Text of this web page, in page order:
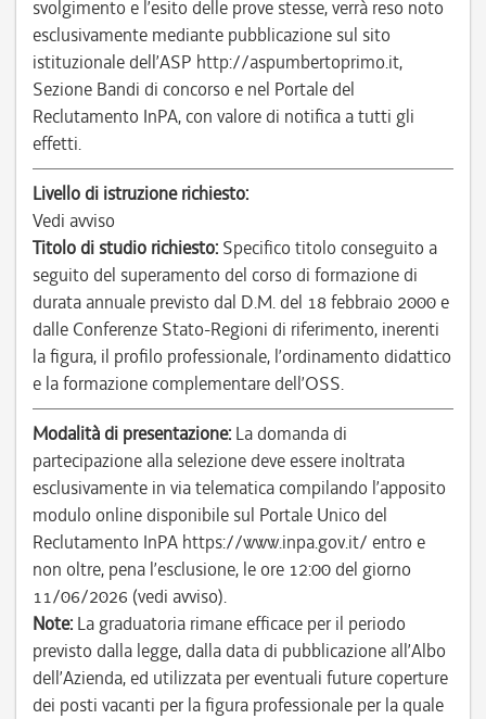
svolgimento e l’esito delle prove stesse, verrà reso noto
esclusivamente mediante pubblicazione sul sito
istituzionale dell’ASP http://aspumbertoprimo.it,
Sezione Bandi di concorso e nel Portale del
Reclutamento InPA, con valore di notifica a tutti gli
effetti.
Livello di istruzione richiesto:
Vedi avviso
Titolo di studio richiesto: Specifico titolo conseguito a
seguito del superamento del corso di formazione di
durata annuale previsto dal D.M. del 18 febbraio 2000 e
dalle Conferenze Stato-Regioni di riferimento, inerenti
la figura, il profilo professionale, l’ordinamento didattico
e la formazione complementare dell’OSS.
Modalità di presentazione: La domanda di
partecipazione alla selezione deve essere inoltrata
esclusivamente in via telematica compilando l’apposito
modulo online disponibile sul Portale Unico del
Reclutamento InPA https://www.inpa.gov.it/ entro e
non oltre, pena l’esclusione, le ore 12:00 del giorno
11/06/2026 (vedi avviso).
Note: La graduatoria rimane efficace per il periodo
previsto dalla legge, dalla data di pubblicazione all’Albo
dell’Azienda, ed utilizzata per eventuali future coperture
dei posti vacanti per la figura professionale per la quale